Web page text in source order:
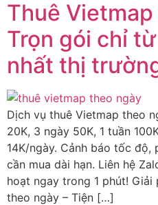
Thuê
Trọn gói chỉ
nhất thị
Dịch vụ thuê Vietmap theo
20K, 3 ngày 50K, 1 tuần
14K/ngày. Cảnh báo tốc độ,
cần mua dài hạn. Liên hệ
hoạt ngay trong 1 phút! Giải
theo ngày – Tiện […]